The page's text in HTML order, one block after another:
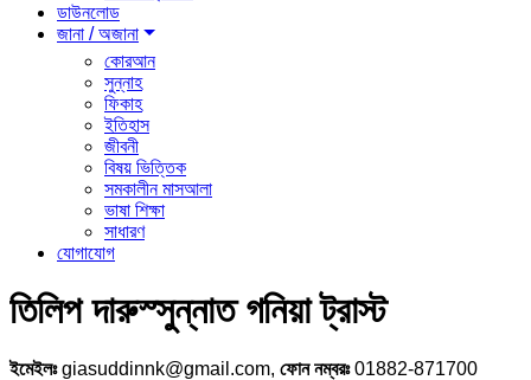
ডাউনলোড
জানা / অজানা
কোরআন
সুন্নাহ
ফিকাহ
ইতিহাস
জীবনী
বিষয় ভিত্তিক
সমকালীন মাসআলা
ভাষা শিক্ষা
সাধারণ
যোগাযোগ
তিলিপ দারুস্সুন্নাত গনিয়া ট্রাস্ট
ইমেইলঃgiasuddinnk@gmail.com, ফোন নম্বরঃ01882-871700